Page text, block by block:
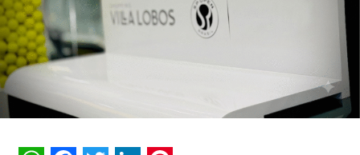
gerente da Torrefação Cooxupé.
A promoção abrange todas as linhas de produtos da
marca em todo o território nacional. Para concorrer aos
comprovantes fiscais pelo site oficial ou via WhatsApp.
reveladas no momento do cadastro do produto, além da